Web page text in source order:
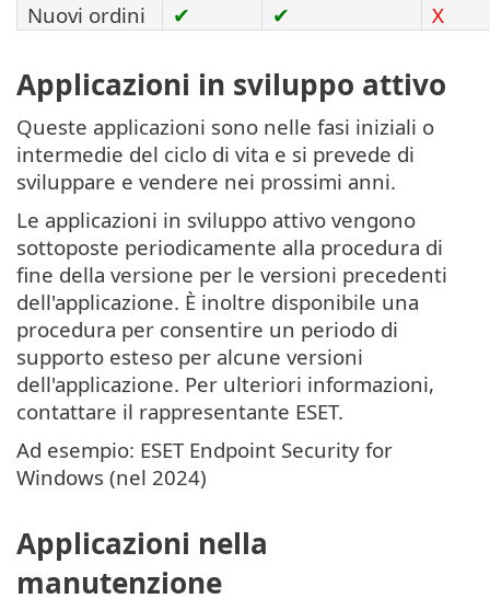
Nuovi ordini ✔ ✔ X
Applicazioni in sviluppo attivo
Queste applicazioni sono nelle fasi iniziali o
intermedie del ciclo di vita e si prevede di
sviluppare e vendere nei prossimi anni.
Le applicazioni in sviluppo attivo vengono
sottoposte periodicamente alla procedura di
fine della versione per le versioni precedenti
dell'applicazione. È inoltre disponibile una
procedura per consentire un periodo di
supporto esteso per alcune versioni
dell'applicazione. Per ulteriori informazioni,
contattare il rappresentante ESET.
Ad esempio: ESET Endpoint Security for
Windows (nel 2024)
Applicazioni nella
manutenzione